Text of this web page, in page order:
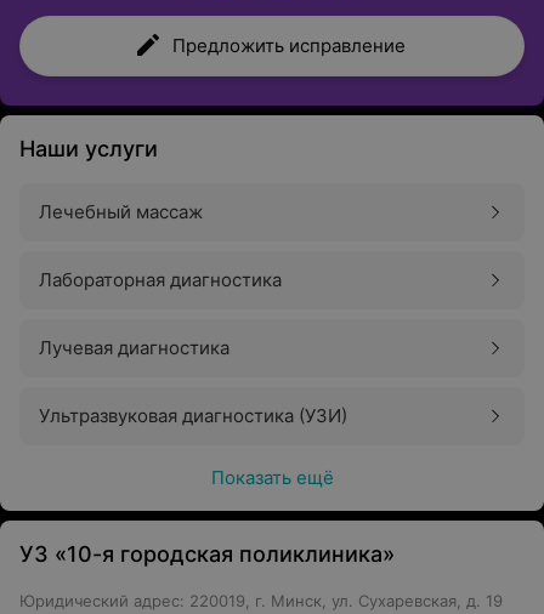
Предложить исправление
Наши услуги
Лечебный массаж
Лабораторная диагностика
Лучевая диагностика
Ультразвуковая диагностика (УЗИ)
Показать ещё
УЗ «10-я городская поликлиника»
Юридический адрес: 220019, г. Минск, ул. Сухаревская, д. 19